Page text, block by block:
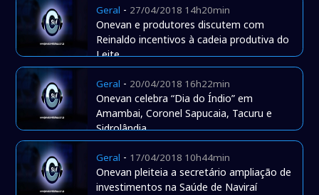
Geral - 27/04/2018 14h20min
Onevan e produtores discutem com
Reinaldo incentivos à cadeia produtiva do
Leite
Geral - 20/04/2018 16h22min
Onevan celebra “Dia do Índio” em
Amambai, Coronel Sapucaia, Tacuru e
Sidrolândia
Geral - 17/04/2018 10h44min
Onevan pleiteia a secretário ampliação de
investimentos na Saúde de Naviraí